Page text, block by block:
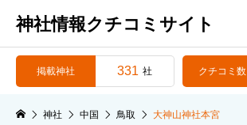
神社情報クチコミサイト
掲載神社 331 社 クチコミ数
神社 中国 鳥取 大神山神社本宮